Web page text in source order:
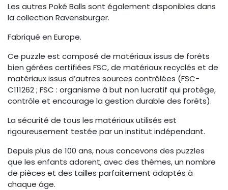
Les autres Poké Balls sont également disponibles dans
la collection Ravensburger.
Fabriqué en Europe.
Ce puzzle est composé de matériaux issus de forêts
bien gérées certifiées FSC, de matériaux recyclés et de
matériaux issus d’autres sources contrôlées (FSC-
C111262 ; FSC : organisme à but non lucratif qui protège,
contrôle et encourage la gestion durable des forêts).
La sécurité de tous les matériaux utilisés est
rigoureusement testée par un institut indépendant.
Depuis plus de 100 ans, nous concevons des puzzles
que les enfants adorent, avec des thèmes, un nombre
de pièces et des tailles parfaitement adaptés à
chaque âge.